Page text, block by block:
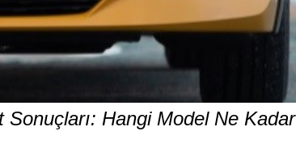
Sonuçları: Hangi Model Ne Kadar